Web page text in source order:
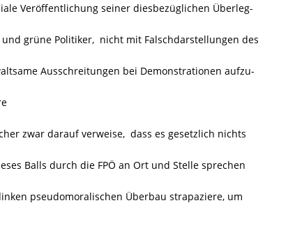
Veröffentlichung seiner diesbezüglichen Überleg-
grüne Politiker, nicht mit Falschdarstellungen des
Ausschreitungen bei Demonstrationen aufzu-
zwar darauf verweise, dass es gesetzlich nichts
Balls durch die FPÖ an Ort und Stelle sprechen
pseudomoralischen Überbau strapaziere, um